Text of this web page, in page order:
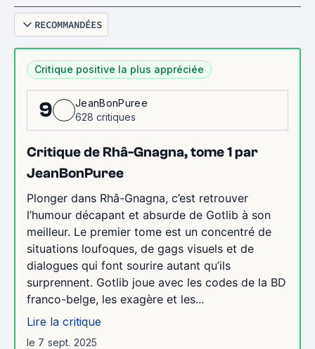
RECOMMANDÉES
Critique positive la plus appréciée
9
JeanBonPuree
628 critiques
Critique de Rhâ-Gnagna, tome 1 par
JeanBonPuree
Plonger dans Rhâ-Gnagna, c’est retrouver
l’humour décapant et absurde de Gotlib à son
meilleur. Le premier tome est un concentré de
situations loufoques, de gags visuels et de
dialogues qui font sourire autant qu’ils
surprennent. Gotlib joue avec les codes de la BD
franco-belge, les exagère et les...
Lire la critique
le 7 sept. 2025